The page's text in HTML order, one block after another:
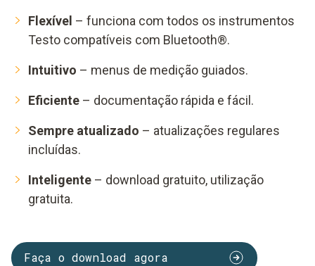
Flexível – funciona com todos os instrumentos
Testo compatíveis com Bluetooth®.
Intuitivo – menus de medição guiados.
Eficiente – documentação rápida e fácil.
Sempre atualizado – atualizações regulares
incluídas.
Inteligente – download gratuito, utilização
gratuita.
Faça o download agora